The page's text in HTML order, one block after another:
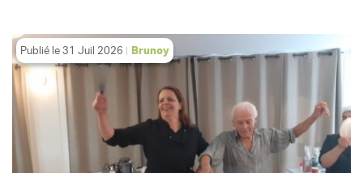
Publié le 31 Juil 2026 Brunoy